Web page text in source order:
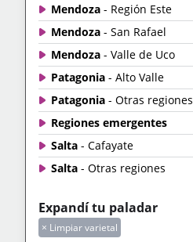
Mendoza - Región Este
Mendoza - San Rafael
Mendoza - Valle de Uco
Patagonia - Alto Valle
Patagonia - Otras regiones
Regiones emergentes
Salta - Cafayate
Salta - Otras regiones
Expandí tu paladar
× Limpiar varietal